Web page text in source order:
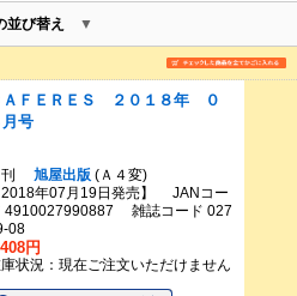
並び替え
ＡＦＥＲＥＳ ２０１８年 ０
月号
刊 旭屋出版 (Ａ４変)
2018年07月19日発売】 JANコー
4910027990887 雑誌コード 027
08
円
状況：現在ご注文いただけません